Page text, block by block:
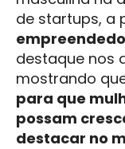
de startups, a
destaque nos
mostrando
para que
possam
destacar no